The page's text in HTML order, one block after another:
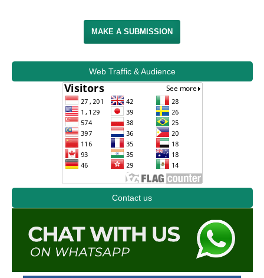
MAKE A SUBMISSION
Web Traffic & Audience
Contact us